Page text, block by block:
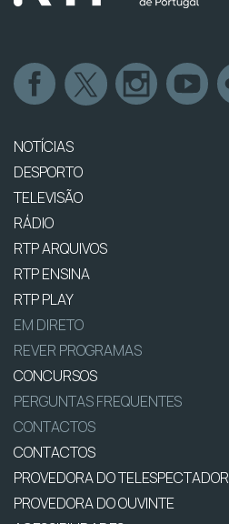
NOTÍCIAS
DESPORTO
TELEVISÃO
RÁDIO
RTP ARQUIVOS
RTP ENSINA
RTP PLAY
EM DIRETO
REVER PROGRAMAS
CONCURSOS
PERGUNTAS FREQUENTES
CONTACTOS
CONTACTOS
PROVEDORA DO TELESPECTADOR
PROVEDORA DO OUVINTE